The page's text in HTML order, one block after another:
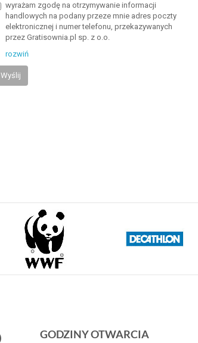
wyrażam zgodę na otrzymywanie informacji
handlowych na podany przeze mnie adres poczty
elektronicznej i numer telefonu, przekazywanych
przez Gratisownia.pl sp. z o.o.
rozwiń
Wyślij
GODZINY OTWARCIA